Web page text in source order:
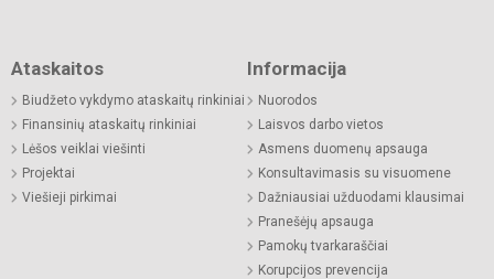
Ataskaitos
Biudžeto vykdymo ataskaitų rinkiniai
Finansinių ataskaitų rinkiniai
Lėšos veiklai viešinti
Projektai
Viešieji pirkimai
Informacija
Nuorodos
Laisvos darbo vietos
Asmens duomenų apsauga
Konsultavimasis su visuomene
Dažniausiai užduodami klausimai
Pranešėjų apsauga
Pamokų tvarkaraščiai
Korupcijos prevencija